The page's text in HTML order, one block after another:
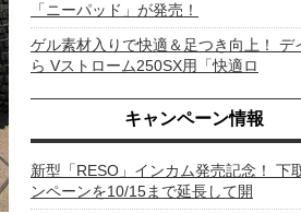
「ニーパッド」が発売！
ゲル素材入りで快適＆足つき向上！ デ
ら Vストローム250SX用「快適ロ
キャンペーン情報
新型「RESO」インカム発売記念！ 下
ンペーンを10/15まで延長して開